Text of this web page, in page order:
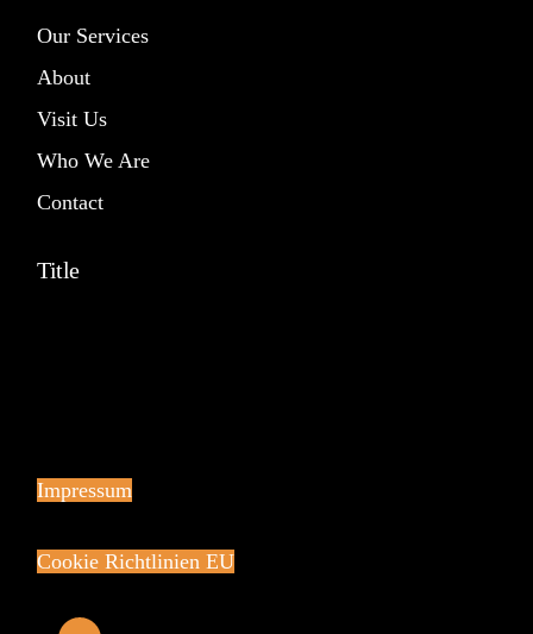
Our Services
About
Visit Us
Who We Are
Contact
Title
Impressum
Cookie Richtlinien EU